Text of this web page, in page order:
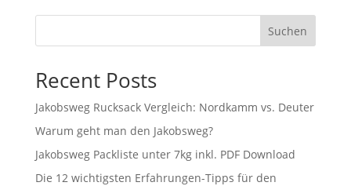
Suchen
Recent Posts
Jakobsweg Rucksack Vergleich: Nordkamm vs. Deuter
Warum geht man den Jakobsweg?
Jakobsweg Packliste unter 7kg inkl. PDF Download
Die 12 wichtigsten Erfahrungen-Tipps für den